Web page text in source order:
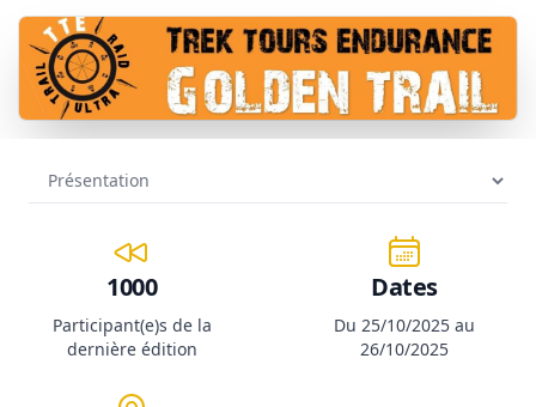
1000
Participant(e)s de la
dernière édition
Dates
Du 25/10/2025 au
26/10/2025